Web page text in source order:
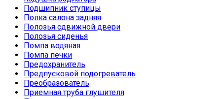
Подшипник ступицы
Полка салона задняя
Полозья сдвижной двери
Полозья сиденья
Помпа водяная
Помпа печки
Предохранитель
Предпусковой подогреватель
Преобразователь
Приемная труба глушителя